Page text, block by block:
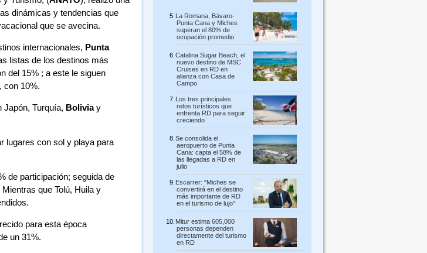
dinámicas y tendencias que
que se avecina.
internacionales, Punta
listas de los destinos más
del 15% ; a este le siguen
con 10%.
Japón, Turquía, Boliviay
lugares con sol y playa para
de participación; seguida de
que Tolú, Huila y
para esta época
un 31%.
La Romana, Bávaro-
Punta Cana y Miches
superan el 80% de
ocupación promedio
Catalina Sugar Beach, el
nuevo destino de MSC
Cruises en RD en
alianza con Casa de
Campo
Los tres principales
retos turísticos que
enfrenta RD para seguir
creciendo
Se consolida el
aeropuerto de Punta
Cana: capta el 58% de
las llegadas a RD en
julio
Escarrer: “Miches se
convertirá en el destino
más importante de RD
en el turismo de lujo”
Mitur estima 605,000
personas dependen
directamente del turismo
en RD